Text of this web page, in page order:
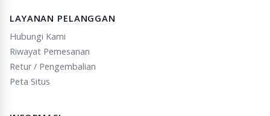
LAYANAN PELANGGAN
Hubungi Kami
Riwayat Pemesanan
Retur / Pengembalian
Peta Situs